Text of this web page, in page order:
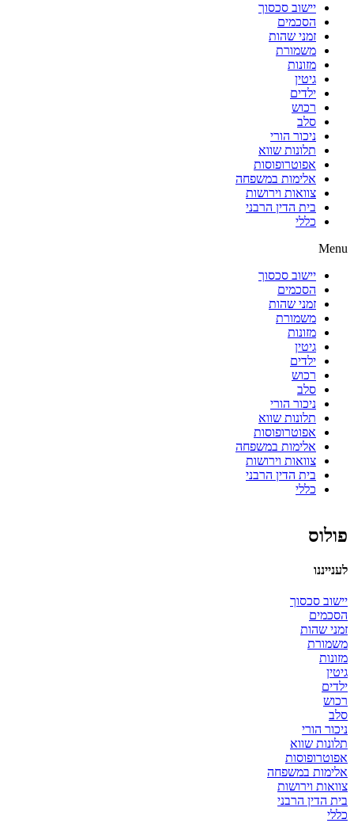
יישוב סכסוך
הסכמים
זמני שהות
משמורת
מזונות
גיטין
ילדים
רכוש
סלב
ניכור הורי
תלונות שווא
אפוטרופוסות
אלימות במשפחה
צוואות וירושות
בית הדין הרבני
כללי
Menu
יישוב סכסוך
הסכמים
זמני שהות
משמורת
מזונות
גיטין
ילדים
רכוש
סלב
ניכור הורי
תלונות שווא
אפוטרופוסות
אלימות במשפחה
צוואות וירושות
בית הדין הרבני
כללי
פולוס
לענייננו
יישוב סכסוך
הסכמים
זמני שהות
משמורת
מזונות
גיטין
ילדים
רכוש
סלב
ניכור הורי
תלונות שווא
אפוטרופוסות
אלימות במשפחה
צוואות וירושות
בית הדין הרבני
כללי